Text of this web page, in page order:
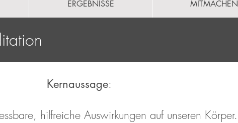
ERGEBNISSE MITMACHEN
Kernaussage:
hilfreiche Auswirkungen auf unseren Körper.